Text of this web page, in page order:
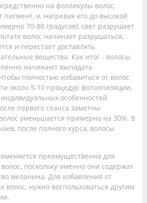
на фолликулы волос,
пигмент, и, нагревая его до высокой
70-80 градусов), свет разрушает
волос начинает разрушаться,
и перестает доставлять
вещества. Как итог - волосы
начинают выпадать
полностью избавиться от волос
около 5-10 процедур фотоэпиляции,
особенностей
первого сеанса заметны
уменьшается примерно на 30%. В
после полного курса, волосы
преимущественно для
поскольку именно они содержат
меланина. Для избавления от
волос, нужно воспользоваться другим